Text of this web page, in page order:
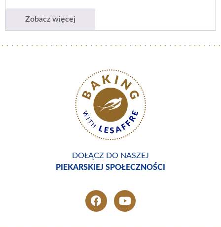
Zobacz więcej
DOŁĄCZ DO NASZEJ
PIEKARSKIEJ SPOŁECZNOŚCI